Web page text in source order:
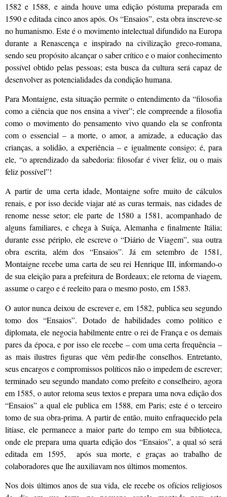
1582 e 1588, e ainda houve uma edição póstuma preparada em
1590 e editada cinco anos após. Os “Ensaios”, esta obra inscreve-se
no humanismo. Este é o movimento intelectual difundido na Europa
durante a Renascença e inspirado na civilização greco-romana,
sendo seu propósito alcançar o saber crítico e o maior conhecimento
possível obtido pelas pessoas; esta busca da cultura será capaz de
desenvolver as potencialidades da condição humana.
Para Montaigne, esta situação permite o entendimento da “filosofia
como a ciência que nos ensina a viver”; ele compreende a filosofia
como o movimento do pensamento vivo quando ela se confronta
com o essencial – a morte, o amor, a amizade, a educação das
crianças, a solidão, a experiência – e igualmente consigo; é, para
ele, “o aprendizado da sabedoria: filosofar é viver feliz, ou o mais
feliz possível”!
A partir de uma certa idade, Montaigne sofre muito de cálculos
renais, e por isso decide viajar até as curas termais, nas cidades de
renome nesse setor; ele parte de 1580 a 1581, acompanhado de
alguns familiares, e chega à Suíça, Alemanha e finalmente Itália;
durante esse périplo, ele escreve o “Diário de Viagem”, sua outra
obra escrita, além dos “Ensaios”. Já em setembro de 1581,
Montaigne recebe uma carta de seu rei Henrique III, informando-o
de sua eleição para a prefeitura de Bordeaux; ele retorna de viagem,
assume o cargo e é reeleito para o mesmo posto, em 1583.
O autor nunca deixou de escrever e, em 1582, publica seu segundo
tomo dos “Ensaios”. Dotado de habilidades como político e
diplomata, ele negocia habilmente entre o rei de França e os demais
pares da época, e por isso ele recebe – com uma certa frequência –
as mais ilustres figuras que vêm pedir-lhe conselhos. Entretanto,
seus encargos e compromissos políticos não o impedem de escrever;
terminado seu segundo mandato como prefeito e conselheiro, agora
em 1585, o autor retoma seus textos e prepara uma nova edição dos
“Ensaios” a qual ele publica em 1588, em Paris; este é o terceiro
tomo de sua obra-prima. A partir de então, muito enfraquecido pela
litíase, ele permanece a maior parte do tempo em sua biblioteca,
onde ele prepara uma quarta edição dos “Ensaios”, a qual só será
editada em 1595, após sua morte, e graças ao trabalho de
colaboradores que lhe auxiliavam nos últimos momentos.
Nos dois últimos anos de sua vida, ele recebe os ofícios religiosos